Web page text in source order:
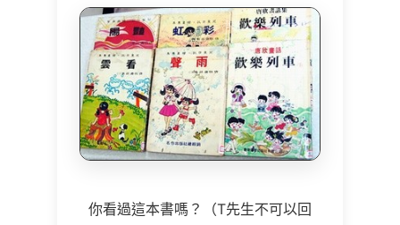
你看過這本書嗎？（T先生不可以回